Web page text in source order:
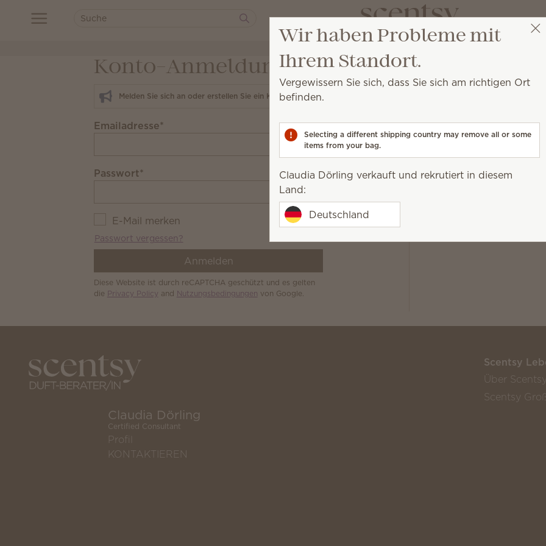
Konto-Anmeldung
Melden Sie sich an oder erstellen Sie ein Konto, um die Konto Seite anzuzeigen.
Emailadresse*
Passwort*
E-Mail merken
Passwort vergessen?
Anmelden
Diese Website ist durch reCAPTCHA geschützt und es gelten
die Privacy Policy and Nutzungsbedingungen von Google.
Wir
Claudia Dörling
Certified Consultant
Profil
KONTAKTIEREN
Scentsy
Über Scentsy
Scentsy
Wir haben Probleme mit
Ihrem Standort.
Vergewissern Sie sich, dass Sie sich am richtigen Ort
befinden.
Selecting a different shipping country may remove all or some
items from your bag.
Claudia Dörling verkauft und rekrutiert in diesem
Land:
Deutschland